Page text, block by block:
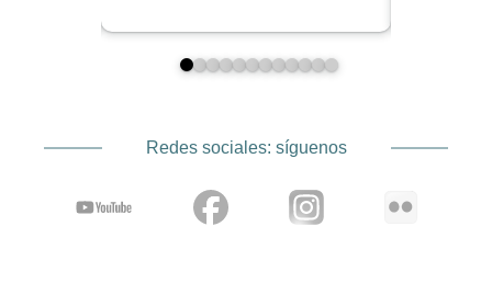
Redes sociales: síguenos